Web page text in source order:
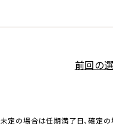
前回の
定の場合は任期満了日、確定